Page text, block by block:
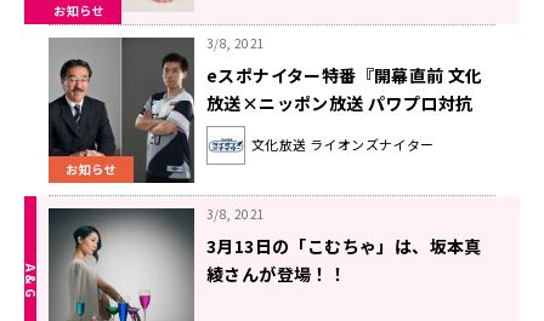
お知らせ
お知らせ
3/8, 2021
eスポナイター特番『開幕直前 文化
放送×ニッポン放送 パワプロ対抗
戦！』開催決定！
文化放送 ライオンズナイター
3/8, 2021
3月13日の「こむちゃ」は、坂本真
綾さんが登場！！